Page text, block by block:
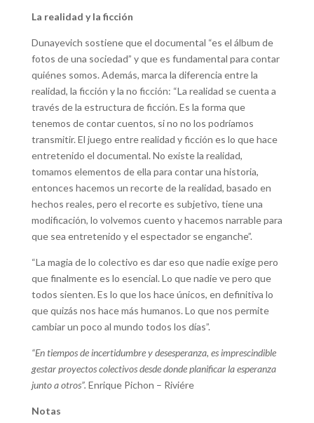
La realidad y la ficción
Dunayevich sostiene que el documental “es el álbum de
fotos de una sociedad” y que es fundamental para contar
quiénes somos. Además, marca la diferencia entre la
realidad, la ficción y la no ficción: “La realidad se cuenta a
través de la estructura de ficción. Es la forma que
tenemos de contar cuentos, si no no los podríamos
transmitir. El juego entre realidad y ficción es lo que hace
entretenido el documental. No existe la realidad,
tomamos elementos de ella para contar una historia,
entonces hacemos un recorte de la realidad, basado en
hechos reales, pero el recorte es subjetivo, tiene una
modificación, lo volvemos cuento y hacemos narrable para
que sea entretenido y el espectador se enganche”.
“La magia de lo colectivo es dar eso que nadie exige pero
que finalmente es lo esencial. Lo que nadie ve pero que
todos sienten. Es lo que los hace únicos, en definitiva lo
que quizás nos hace más humanos. Lo que nos permite
cambiar un poco al mundo todos los días”.
“En tiempos de incertidumbre y desesperanza, es imprescindible
gestar proyectos colectivos desde donde planificar la esperanza
junto a otros”. Enrique Pichon – Riviére
Notas